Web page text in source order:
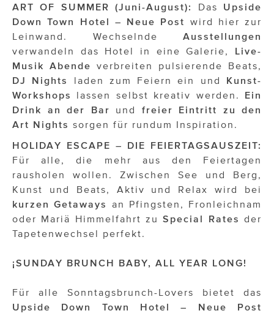
ART OF SUMMER (Juni-August):
Das Upside
Down Town Hotel – Neue Post
wird hier zur
Leinwand. Wechselnde Ausstellungen
verwandeln das Hotel in eine Galerie, Live-
Musik Abende
verbreiten pulsierende Beats,
DJ Nights
laden zum Feiern ein und Kunst-
Workshops
lassen selbst kreativ werden. Ein
Drink an der Bar und freier Eintritt zu den
Art Nights sorgen für rundum Inspiration.
HOLIDAY ESCAPE – DIE FEIERTAGSAUSZEIT:
Für alle, die mehr aus den Feiertagen
rausholen wollen. Zwischen See und Berg,
Kunst und Beats, Aktiv und Relax wird bei
kurzen Getaways
an Pfingsten, Fronleichnam
oder Mariä Himmelfahrt zuSpecial Rates der
Tapetenwechsel perfekt.
¡SUNDAY BRUNCH BABY, ALL YEAR LONG!
Für alle Sonntagsbrunch-Lovers bietet das
Upside Down Town Hotel – Neue Post